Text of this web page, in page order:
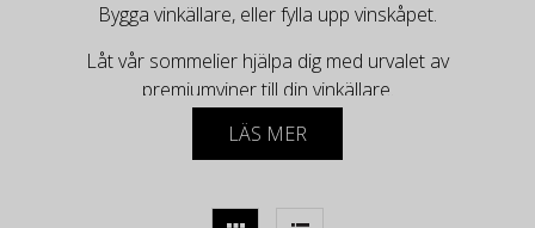
Bygga vinkällare, eller fylla upp vinskåpet.
Låt vår sommelier hjälpa dig med urvalet av
premiumviner till din vinkällare.
-
sortiment på vinkylar & vinkällarlösningar]
LÄS MER